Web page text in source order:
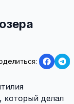
который делал